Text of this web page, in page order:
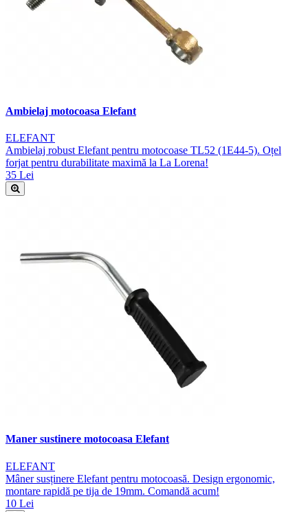
Ambielaj motocoasa Elefant
ELEFANT
Ambielaj robust Elefant pentru motocoase TL52 (1E44-5). Oțel
forjat pentru durabilitate maximă la La Lorena!
35 Lei
Maner sustinere motocoasa Elefant
ELEFANT
Mâner susținere Elefant pentru motocoasă. Design ergonomic,
montare rapidă pe tija de 19mm. Comandă acum!
10 Lei